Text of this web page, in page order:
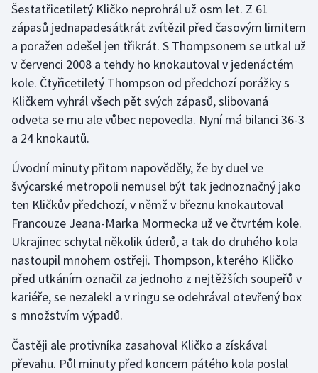
Florbal
Golf
Gymnastika
Jezdectví
Judo
Krasobruslení
Lezení
Moderní pětiboj
Šestatřicetiletý Kličko neprohrál už osm let. Z 61
zápasů jednapadesátkrát zvítězil před časovým limitem
a poražen odešel jen třikrát. S Thompsonem se utkal už
v červenci 2008 a tehdy ho knokautoval v jedenáctém
kole. Čtyřicetiletý Thompson od předchozí porážky s
Kličkem vyhrál všech pět svých zápasů, slibovaná
odveta se mu ale vůbec nepovedla. Nyní má bilanci 36-3
a 24 knokautů.
Úvodní minuty přitom napověděly, že by duel ve
švýcarské metropoli nemusel být tak jednoznačný jako
ten Kličkův předchozí, v němž v březnu knokautoval
Francouze Jeana-Marka Mormecka už ve čtvrtém kole.
Ukrajinec schytal několik úderů, a tak do druhého kola
nastoupil mnohem ostřeji. Thompson, kterého Kličko
před utkáním označil za jednoho z nejtěžších soupeřů v
kariéře, se nezalekl a v ringu se odehrával otevřený box
s množstvím výpadů.
Častěji ale protivníka zasahoval Kličko a získával
převahu. Půl minuty před koncem pátého kola poslal